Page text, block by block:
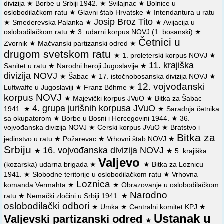
⚔️ 20. 12. 1941. U Brezovicama (kod Krupnja) Valjevski NOP
odred, u borbi protiv nemačkih vojnika i nedićevaca ubio 22 i
ranio 12 neprijateljskih vojnika.
⚔️ 14. 1. 1942. U s. Komiriću (kod Krupnja), u borbi protiv
četnika poginuo zamenik komandanta Rađevskog bataljona
Valjevskog NOP odreda Živan Marković Žića, narodni heroj.
⚔️ 15. 9. 1944. VŠ NOV i POJ naredio Štabu 3. udarnog
korpusa NOVJ da se 11. udarna divizija hitno prebaci preko
r. Drine i otpočne dejstvo opštim pravcem Zvornik-Krupanj.
⚔️ 17. 9. 1944. Vrhovni komandant NOV i POJ Josip Broz
Tito naredio Štabu 1. proleterskog udarnog korpusa NOVJ
da jednu diviziju orijentiše ka 12. udarnom korpusu NOVJ,
da bi se zajedničkim dejstvima stvorilo čvrsto uporište u
zapadnoj Srbiji. Ujedno ga obaveštava: da će se te noći
preko r. Drine prebaciti 1.1. udarna divizija NOVJ, pa će tako
12. udarni korpus, sa tri divizije, postepeno nadirati preko
Krupnja ka pl. Ceru i Posavini; da će se na prostoriju pl.
Medvednik - Sokolske planine uputiti 2-3 divizije iz sastava
1. armijske grupe NOVJ.
⚔️ 17. 9. 1944. Dve brigade 11. udarne divizije 12. udarnog
korpusa NOVJ slomile otpor jednog bataljona SDS i zauzele
divizija ★ Borbe u Srbiji 1942. ★Svilajnac ★ Bolnice u
oslobodilačkom ratu ★Glavni štab Hrvatske ★ Intendantura u ratu
★Smederevska Palanka ★Josip Broz Tito ★Avijacija u
oslobodilačkom ratu ★3. udarni korpus NOVJ (1. bosanski) ★
Zvornik ★ Mačvanski partizanski odred ★ Četnici u
drugom svetskom ratu ★ 1. proleterski korpus NOVJ ★
Sanitet u ratu ★ Narodni heroji Jugoslavije ★ 11. krajiška
divizija NOVJ ★Šabac ★ 17. istočnobosanska divizija NOVJ ★
Luftwaffe u Jugoslaviji ★ Franz Böhme ★ 12. vojvođanski
korpus NOVJ ★ Majevički korpus JVuO ★ Bitka za Šabac
1941. ★4. grupa jurišnih korpusa JVuO ★Saradnja četnika
sa okupatorom ★ Borbe u Bosni i Hercegovini 1944. ★36.
vojvođanska divizija NOVJ ★Cerski korpus JVuO ★ Bratstvo i
jedinstvo u ratu ★ Požarevac ★Vrhovni štab NOVJ ★ Bitka za
Srbiju ★ 16. vojvođanska divizija NOVJ ★5. krajiška
(kozarska) udarna brigada ★ Valjevo ★ Bitka za Loznicu
1941. ★Slobodne teritorije u oslobodilačkom ratu ★Vrhovna
komanda Vermahta ★ Loznica ★Obrazovanje u oslobodilačkom
ratu ★ Nemački zločini u Srbiji 1941. ★ Narodno
oslobodilački odbori ★ Umka ★Centralni komitet KPJ ★
Valjevski partizanski odred ★ Ustanak u